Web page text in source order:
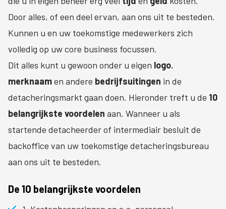
Door alles, of een deel ervan, aan ons uit te besteden.
Kunnen u en uw toekomstige medewerkers zich
volledig op uw core business focussen.
Dit alles kunt u gewoon onder u eigen logo,
merknaamen andere bedrijfsuitingen in de
detacheringsmarkt gaan doen. Hieronder treft u de 10
belangrijkste voordelen aan. Wanneer u als
startende detacheerder of intermediair besluit de
backoffice van uw toekomstige detacheringsbureau
aan ons uit te besteden.
De 10 belangrijkste voordelen